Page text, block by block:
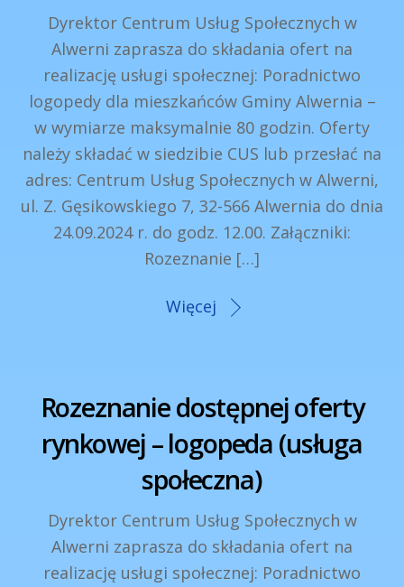
Dyrektor Centrum Usług Społecznych w
Alwerni zaprasza do składania ofert na
realizację usługi społecznej: Poradnictwo
logopedy dla mieszkańców Gminy Alwernia –
w wymiarze maksymalnie 80 godzin. Oferty
należy składać w siedzibie CUS lub przesłać na
adres: Centrum Usług Społecznych w Alwerni,
ul. Z. Gęsikowskiego 7, 32-566 Alwernia do dnia
24.09.2024 r. do godz. 12.00. Załączniki:
Rozeznanie […]
Więcej
Rozeznanie dostępnej oferty
rynkowej – logopeda (usługa
społeczna)
Dyrektor Centrum Usług Społecznych w
Alwerni zaprasza do składania ofert na
realizację usługi społecznej: Poradnictwo